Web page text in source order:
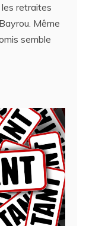
retraites
Même
semble